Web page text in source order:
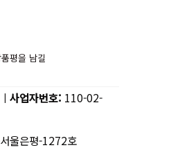
평을 남길
사업자번호: 110-02-
울은평-1272호